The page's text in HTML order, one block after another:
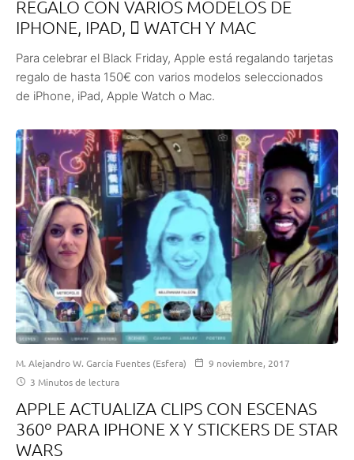
REGALO CON VARIOS MODELOS DE
IPHONE, IPAD,  WATCH Y MAC
Para celebrar el Black Friday, Apple está regalando tarjetas
regalo de hasta 150€ con varios modelos seleccionados
de iPhone, iPad, Apple Watch o Mac.
M. Alejandro W. García Fuentes (Esfera)
9 noviembre, 2017
3 Minutos de lectura
APPLE ACTUALIZA CLIPS CON ESCENAS
360º PARA IPHONE X Y STICKERS DE STAR
WARS